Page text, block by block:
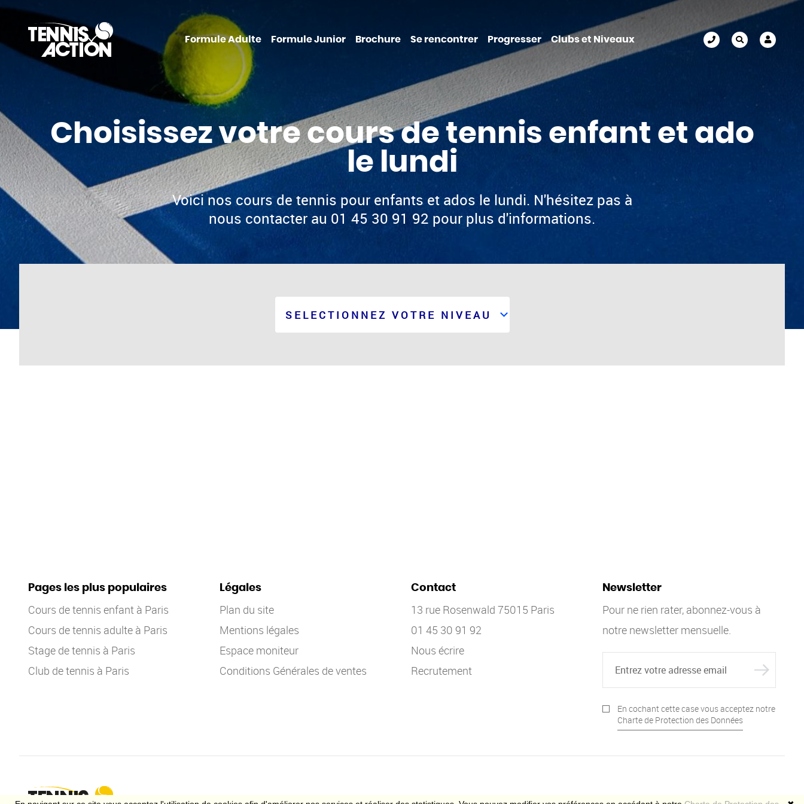
Formule Adulte Formule Junior Brochure Se rencontrer Progresser Clubs et Niveaux
Choisissez votre cours de tennis enfant et ado
le lundi
Voici nos cours de tennis pour enfants et ados le lundi. N'hésitez pas à
nous contacter au 01 45 30 91 92 pour plus d'informations.
Pages les plus populaires
Cours de tennis enfant à Paris
Cours de tennis adulte à Paris
Stage de tennis à Paris
Club de tennis à Paris
Légales
Plan du site
Mentions légales
Espace moniteur
Conditions Générales de ventes
Contact
13 rue Rosenwald 75015 Paris
01 45 30 91 92
Nous écrire
Recrutement
Newsletter
Pour ne rien rater, abonnez-vous à
notre newsletter mensuelle.
En cochant cette case vous acceptez notre
Charte de Protection des Données